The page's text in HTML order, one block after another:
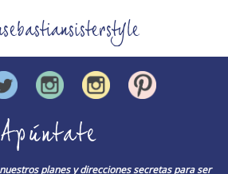
Apúntate
planes y direcciones secretas para ser